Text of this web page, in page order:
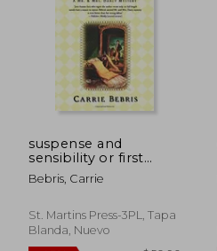
40%
dcto. $ 30.89
suspense and
sensibility or first
impressions revisited
(en Inglés)
Bebris, Carrie
St. Martins Press-3PL, Tapa
Blanda, Nuevo